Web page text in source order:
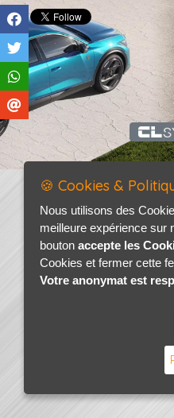
🍪 Cookies &
Nous utilisons des
meilleure expérience sur
bouton accepte les
Cookies et fermer cette
Votre anonymat est